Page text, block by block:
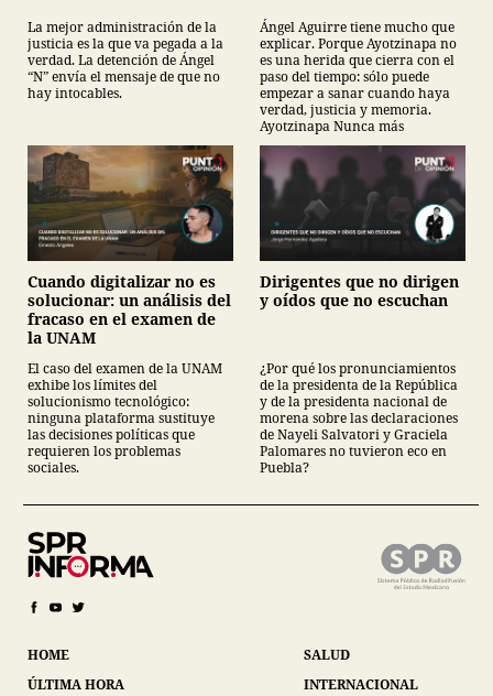
La mejor administración de la
justicia es la que va pegada a la
verdad. La detención de Ángel
“N” envía el mensaje de que no
hay intocables.
Ángel Aguirre tiene mucho que
explicar. Porque Ayotzinapa no
es una herida que cierra con el
paso del tiempo: sólo puede
empezar a sanar cuando haya
verdad, justicia y memoria.
Ayotzinapa Nunca más
Cuando digitalizar no es
solucionar: un análisis del
fracaso en el examen de
la UNAM
El caso del examen de la UNAM
exhibe los límites del
solucionismo tecnológico:
ninguna plataforma sustituye
las decisiones políticas que
requieren los problemas
sociales.
Dirigentes que no dirigen
y oídos que no escuchan
¿Por qué los pronunciamientos
de la presidenta de la República
y de la presidenta nacional de
morena sobre las declaraciones
de Nayeli Salvatori y Graciela
Palomares no tuvieron eco en
Puebla?
HOME
ÚLTIMA HORA
SALUD
INTERNACIONAL